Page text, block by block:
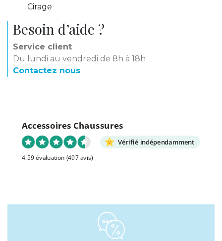
Besoin d’aide ?
Service client
Du lundi au vendredi de 8h à 18h
Contactez nous
Accessoires Chaussures
Vérifié indépendamment
4.59 évaluation (497 avis)
Cirage